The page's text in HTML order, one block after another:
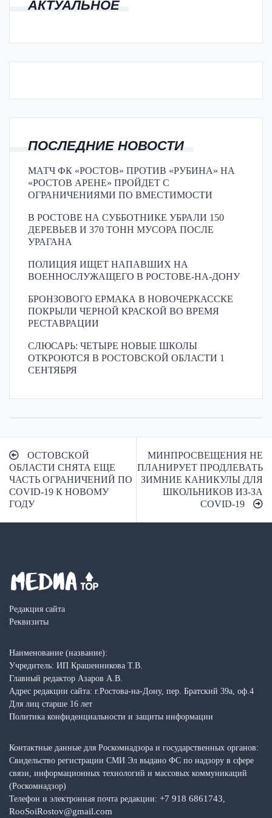
АКТУАЛЬНОЕ
ПОСЛЕДНИЕ НОВОСТИ
МАТЧ ФК «РОСТОВ» ПРОТИВ «РУБИНА» НА
«РОСТОВ АРЕНЕ» ПРОЙДЕТ С
ОГРАНИЧЕНИЯМИ ПО ВМЕСТИМОСТИ
В РОСТОВЕ НА СУББОТНИКЕ УБРАЛИ 150
ДЕРЕВЬЕВ И 370 ТОНН МУСОРА ПОСЛЕ
УРАГАНА
ПОЛИЦИЯ ИЩЕТ НАПАВШИХ НА
ВОЕННОСЛУЖАЩЕГО В РОСТОВЕ-НА-ДОНУ
БРОНЗОВОГО ЕРМАКА В НОВОЧЕРКАССКЕ
ПОКРЫЛИ ЧЕРНОЙ КРАСКОЙ ВО ВРЕМЯ
РЕСТАВРАЦИИ
СЛЮСАРЬ: ЧЕТЫРЕ НОВЫЕ ШКОЛЫ
ОТКРОЮТСЯ В РОСТОВСКОЙ ОБЛАСТИ 1
СЕНТЯБРЯ
Навигация
по
записям
ОСТОВСКОЙ
ОБЛАСТИ СНЯТА ЕЩЕ
ЧАСТЬ ОГРАНИЧЕНИЙ ПО
COVID-19 К НОВОМУ
ГОДУ
МИНПРОСВЕЩЕНИЯ НЕ
ПЛАНИРУЕТ ПРОДЛЕВАТЬ
ЗИМНИЕ КАНИКУЛЫ ДЛЯ
ШКОЛЬНИКОВ ИЗ-ЗА
COVID-19
Редакция сайта
Реквизиты
Наименование (название):
Учредитель: ИП Крашенникова Т.В.
Главный редактор Азаров А.В.
Адрес редакции сайта: г.Ростова-на-Дону, пер. Братский 39а, оф.4
Для лиц старше 16 лет
Политика конфиденциальности и защиты информации
Контактные данные для Роскомнадзора и государственных органов:
Свидельство регистрации СМИ Эл выдано ФС по надзору в сфере
связи, информационных технологий и массовых коммуникаций
(Роскомнадзор)
Телефон и электронная почта редакции: +7 918 6861743
RooSoiRostov@gmail.com